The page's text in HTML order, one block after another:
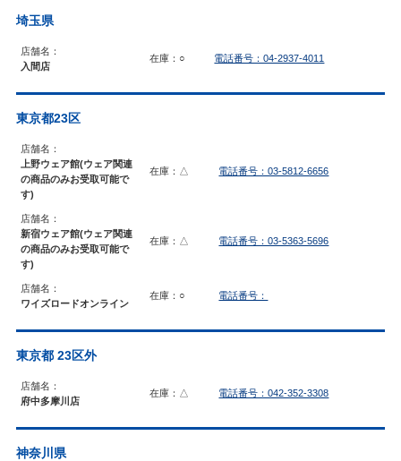
埼玉県
店舗名：
入間店
在庫：○ 電話番号：04-2937-4011
東京都23区
店舗名：
上野ウェア館(ウェア関連
の商品のみお受取可能で
す)
在庫：△ 電話番号：03-5812-6656
店舗名：
新宿ウェア館(ウェア関連
の商品のみお受取可能で
す)
在庫：△ 電話番号：03-5363-5696
店舗名：
ワイズロードオンライン
在庫：○ 電話番号：
東京都 23区外
店舗名：
府中多摩川店
在庫：△ 電話番号：042-352-3308
神奈川県